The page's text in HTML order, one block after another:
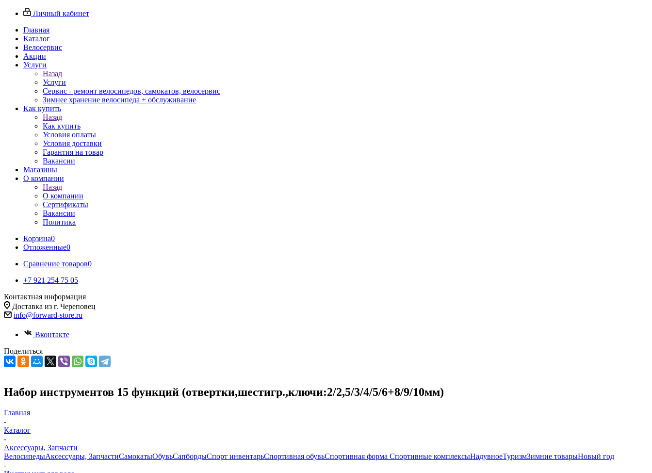
Личный кабинет
Главная
Каталог
Велосервис
Акции
Услуги
Назад
Услуги
Сервис - ремонт велосипедов, самокатов, велосервис
Зимнее хранение велосипеда + обслуживание
Как купить
Назад
Как купить
Условия оплаты
Условия доставки
Гарантия на товар
Вакансии
Магазины
О компании
Назад
О компании
Сертификаты
Вакансии
Политика
Корзина0
Отложенные0
Сравнение товаров0
+7 921 254 75 05
Контактная информация
Доставка из г. Череповец
info@forward-store.ru
Вконтакте
Поделиться
Набор инструментов 15 функций (отвертки,шестигр.,ключи:2/2,5/3/4/5/6+8/9/10мм)
Главная
-
Каталог
-
Аксессуары, Запчасти
ВелосипедыАксессуары, ЗапчастиСамокатыОбувьСапбордыСпорт инвентарьСпортивная обувьСпортивная форма Спортивные комплексыНадувноеТуризмЗимние товарыНовый год
-